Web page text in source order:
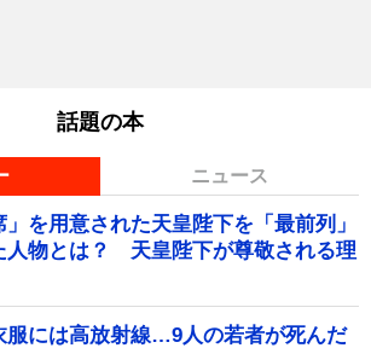
話題の本
ニュース
を用意された天皇陛下を「最前列」
人物とは？ 天皇陛下が尊敬される理
服には高放射線…9人の若者が死んだ